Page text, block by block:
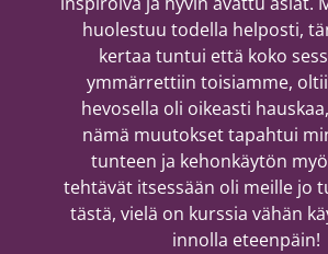
huolestuu todella helposti,
kertaa tuntui että koko
ymmärrettiin toisiamme,
hevosella oli oikeasti
nämä muutokset tapahtui
tunteen ja kehonkäytön
tehtävät itsessään oli meille jo
tästä, vielä on kurssia vähän
innolla eteenpäin!